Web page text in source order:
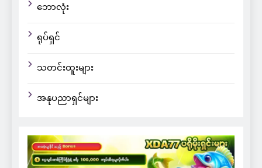
ဘောလုံး
ရုပ်ရှင်
သတင်းထူးများ
အနုပညာရှင်များ